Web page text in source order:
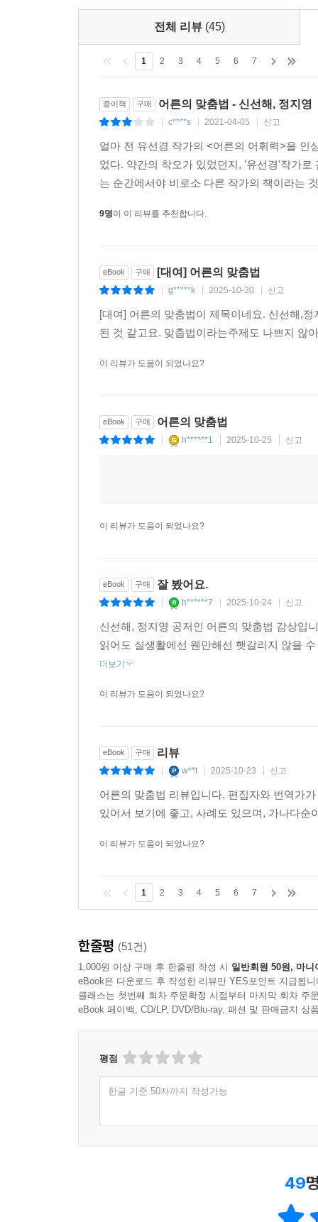
전체 리뷰 (45)
1 2 3 4 5 6 7
종이책 구매 어른의 맞춤법 - 신선해, 정지영
c****s 2021-04-05 신고
얼마 전 유선경 작가의 <어른의 어휘력>을 인
었다. 약간의 착오가 있었던지, '유선경'작가
는 순간에서야 비로소 다른 작가의 책이라는
9명이 이 리뷰를 추천합니다.
eBook 구매 [대여] 어른의 맞춤법
g*****k 2025-10-30 신고
[대여] 어른의 맞춤법이 제목이네요. 신선해,
된 것 같고요. 맞춥법이라는주제도 나쁘지 않
이 리뷰가 도움이 되었나요?
eBook 구매 어른의 맞춤법
h******1 2025-10-25 신고
이 리뷰가 도움이 되었나요?
eBook 구매 잘 봤어요.
h******7 2025-10-24 신고
신선해, 정지영 공저인 어른의 맞춤법 감상입
읽어도 실생활에선 웬만해선 헷갈리지 않을
더보기
이 리뷰가 도움이 되었나요?
eBook 구매 리뷰
w**t 2025-10-23 신고
어른의 맞춤법 리뷰입니다. 편집자와 번역가
있어서 보기에 좋고, 사례도 있으며, 가나다
이 리뷰가 도움이 되었나요?
1 2 3 4 5 6 7
한줄평 (51건)
1,000원 이상 구매 후 한줄평 작성 시 일반회원 50원, 마니
eBook은 다운로드 후 작성한 리뷰만 YES포인트 지급됩니
클래스는 첫번째 회차 주문확정 시점부터 마지막 회차 주
eBook 페이백, CD/LP, DVD/Blu-ray, 패션 및 판매금지 상
평점
한글 기준 50자까지 작성가능
49